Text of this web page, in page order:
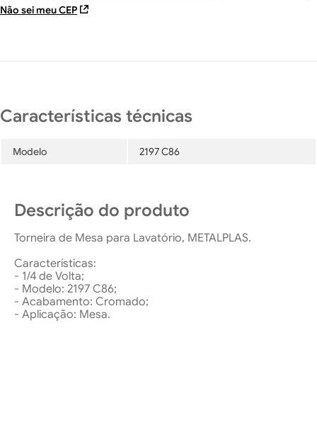
Não sei meu CEP
Modelo 2197 C86
Descrição do produto
Torneira de Mesa para Lavatório, METALPLAS.
Características:
- 1/4 de Volta;
- Modelo: 2197 C86;
- Acabamento: Cromado;
- Aplicação: Mesa.